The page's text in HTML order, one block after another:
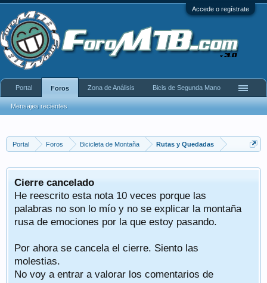
Accede o regístrate
Portal Foros Bicicleta de Montaña Rutas y Quedadas
Cierre cancelado
He reescrito esta nota 10 veces porque las
palabras no son lo mío y no se explicar la montaña
rusa de emociones por la que estoy pasando.
Por ahora se cancela el cierre. Siento las
molestias.
No voy a entrar a valorar los comentarios de
Portal Foros
Mensajes recientes
Zona de Análisis Bicis de Segunda Mano